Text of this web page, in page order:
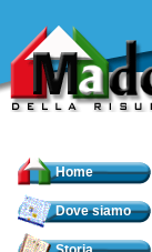
Home
Dove siamo